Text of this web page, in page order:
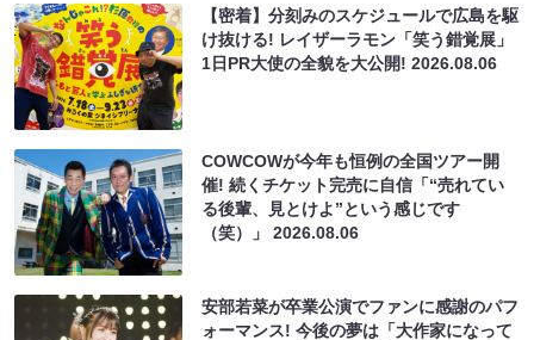
【密着】分刻みのスケジュールで広島を駆
け抜ける! レイザーラモン「笑う錯覚展」
1日PR大使の全貌を大公開!2026.08.06
COWCOWが今年も恒例の全国ツアー開
催! 続くチケット完売に自信「“売れてい
る後輩、見とけよ”という感じです
（笑）」2026.08.06
安部若菜が卒業公演でファンに感謝のパフ
ォーマンス! 今後の夢は「大作家になって